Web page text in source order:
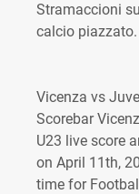
Stramaccioni
calcio piazzato.
Vicenza vs
Scorebar
U23 live score
on April 11th,
time for